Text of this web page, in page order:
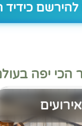
כידיד
הכי יפה